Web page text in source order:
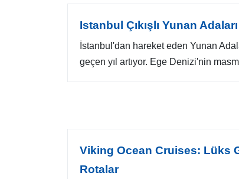
Istanbul Çıkışlı Yunan
İstanbul'dan hareket eden Yunan
geçen yıl artıyor. Ege Denizi'nin
Viking Ocean Cruises: Lüks
Rotalar